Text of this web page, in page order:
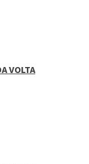
VOLTA